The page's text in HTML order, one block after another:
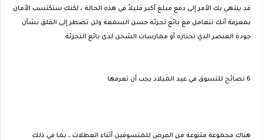
قد ينتهي بك الأمر إلى دفع مبلغ أكبر قليلاً في هذه الحالة ، لكنك ستكتسب الأمان
بمعرفة أنك تتعامل مع بائع تجزئة حسن السمعة ولن تضطر إلى القلق بشأن
جودة العنصر الذي تختاره أو ممارسات الشحن لدى بائع التجزئة.
6 نصائح للتسوق في عيد الميلاد يجب أن تعرفها
هناك مجموعة متنوعة من الفرص للمتسوقين أثناء العطلات ، بما في ذلك